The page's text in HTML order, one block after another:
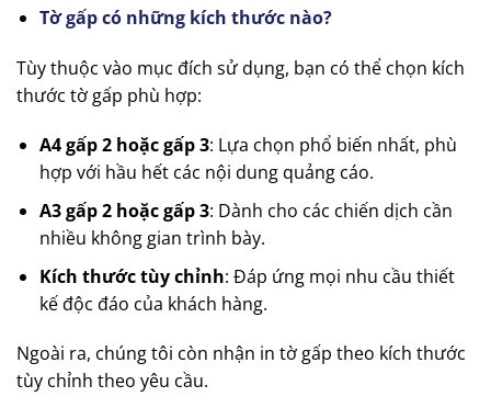
Tờ gấp có những kích thước nào?
Tùy thuộc vào mục đích sử dụng, bạn có thể chọn kích
thước tờ gấp phù hợp:
A4 gấp 2 hoặc gấp 3: Lựa chọn phổ biến nhất, phù
hợp với hầu hết các nội dung quảng cáo.
A3 gấp 2 hoặc gấp 3: Dành cho các chiến dịch cần
nhiều không gian trình bày.
Kích thước tùy chỉnh: Đáp ứng mọi nhu cầu thiết
kế độc đáo của khách hàng.
Ngoài ra, chúng tôi còn nhận in tờ gấp theo kích thước
tùy chỉnh theo yêu cầu.